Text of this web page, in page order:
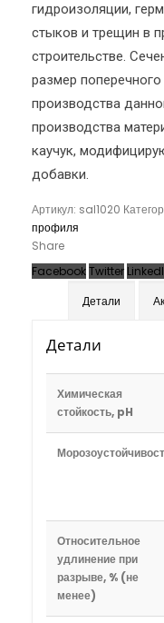
гидроизоляции,
стыков и трещин в
строительстве.
размер
производства
производства
каучук,
добавки.
Артикул: sal1020
профиля
Share
FacebookTwitter
Детали
Детали
Химическая
стойкость, pH
Относительное
удлинение при
разрыве, % (не
менее)